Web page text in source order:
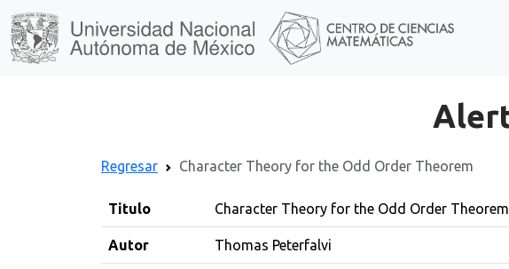
Regresar Character Theory for the Odd Order Theorem
Titulo Character Theory for the Odd Order Theorem
Autor Thomas Peterfalvi